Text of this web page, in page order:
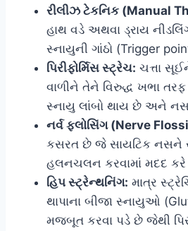
રીલીઝ ટેકનિક (Manual
હાથ વડે અથવા ડ્રાય
સ્નાયુની ગાંઠો (Trigger
પિરીફોર્મિસ સ્ટ્રેચ: ચત્તા
વાળીને તેને વિરુદ્ધ ખભા
સ્નાયુ લાંબો થાય છે અને
નર્વ ફ્લોસિંગ (Nerve
કસરત છે જે સાયટિક નસને
હલનચલન કરવામાં મદદ
હિપ સ્ટ્રેન્થનિંગ: માત્ર
થાપાના બીજા સ્નાયુઓ
મજબૂત કરવા પડે છે જેથી